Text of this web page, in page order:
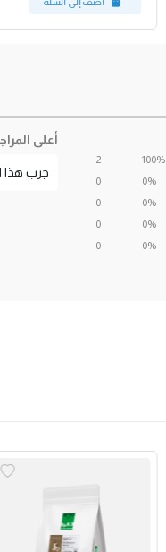
100%
0%
0%
0%
0%
2
0
0
0
0
أعلى
جرب هذا